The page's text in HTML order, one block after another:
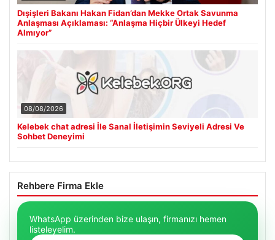
Dışişleri Bakanı Hakan Fidan’dan Mekke Ortak Savunma
Anlaşması Açıklaması: “Anlaşma Hiçbir Ülkeyi Hedef
Almıyor”
08/08/2026
Kelebek chat adresi İle Sanal İletişimin Seviyeli Adresi Ve
Sohbet Deneyimi
Rehbere Firma Ekle
WhatsApp üzerinden bize ulaşın, firmanızı hemen
listeleyelim.